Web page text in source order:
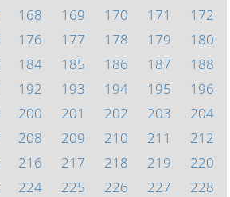
168 169 170 171
172
176 177 178 179
180
184 185 186 187
188
192 193 194 195
196
200 201 202 203
204
208 209 210 211
212
216 217 218 219
220
224 225 226 227
228